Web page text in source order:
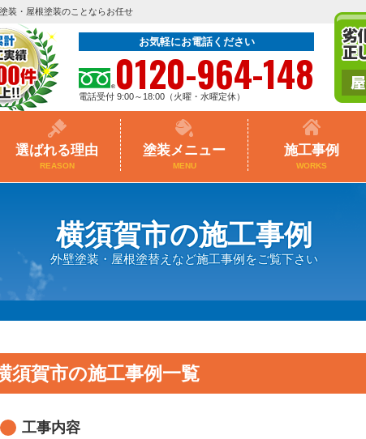
装・屋根塗装のことならお任せ
お気軽にお電話ください
0120-964-148
電話受付 9:00～18:00（火曜・水曜定休）
選ばれる理由
REASON
塗装メニュー
MENU
施工事例
WORKS
横須賀市の施工事例
外壁塗装・屋根塗替えなど施工事例をご覧下さい
須賀市の施工事例一覧
工事内容